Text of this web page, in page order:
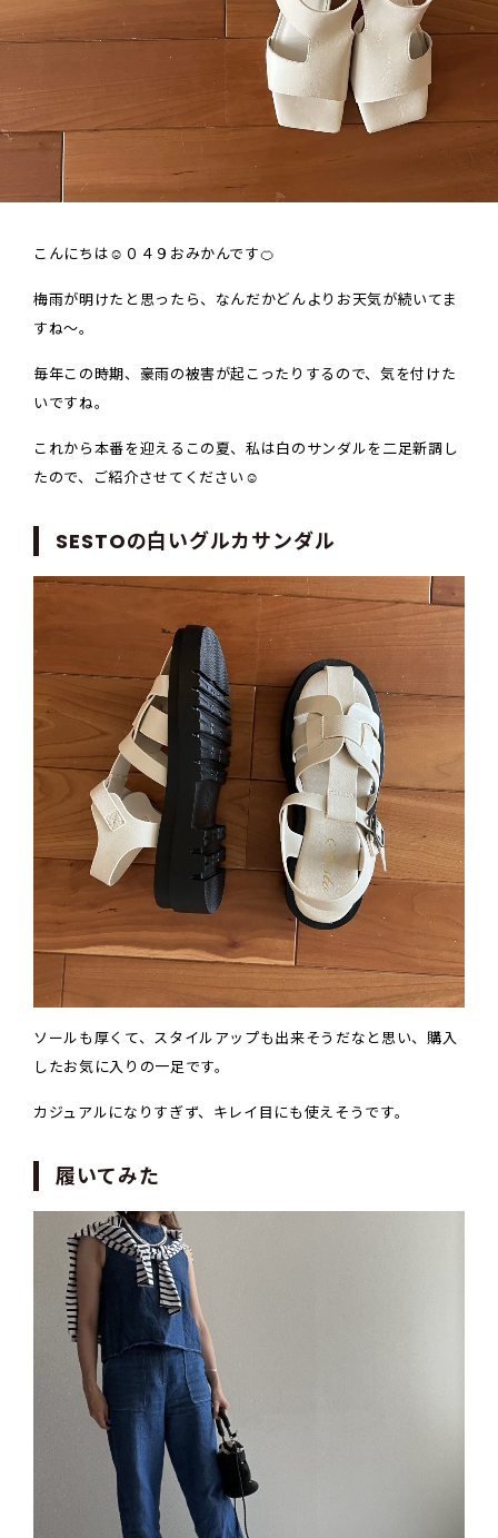
こんにちは☺０４９おみかんです🍊
梅雨が明けたと思ったら、なんだかどんよりお天気が続いてま
すね～。
毎年この時期、豪雨の被害が起こったりするので、気を付けた
いですね。
これから本番を迎えるこの夏、私は白のサンダルを二足新調し
たので、ご紹介させてください☺
SESTOの白いグルカサンダル
ソールも厚くて、スタイルアップも出来そうだなと思い、購入
したお気に入りの一足です。
カジュアルになりすぎず、キレイ目にも使えそうです。
履いてみた